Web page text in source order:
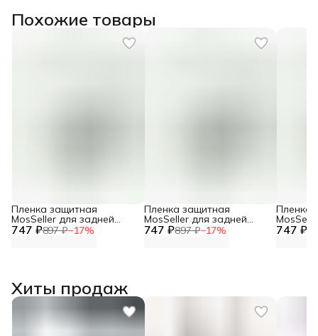
Похожие товары
747 ₽897 ₽−17%
Пленка защитная
MosSeller для задней
панели для OPPO Reno 8 747 ₽897 ₽−17%
Пленка защитная
MosSeller для задней
панели для Oppo Reno 12 747 ₽
Пленка
панели
Хиты продаж